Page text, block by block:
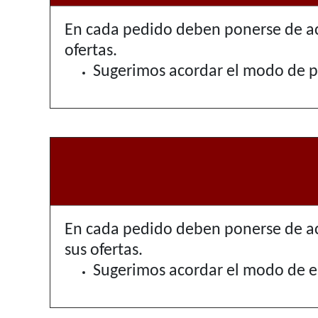
En cada pedido deben ponerse de
ofertas.
Sugerimos acordar el modo de
En cada pedido deben ponerse de
sus ofertas.
Sugerimos acordar el modo de